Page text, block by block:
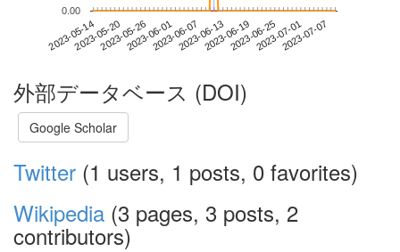
2023-05-142023-05-202023-05-262023-06-012023-06-072023-06-132023-06-192023-06-252023-07-012023-07-07
0.00
外部データベース (DOI)
Google Scholar
Twitter (1 users, 1 posts, 0 favorites)
Wikipedia (3 pages, 3 posts, 2
contributors)